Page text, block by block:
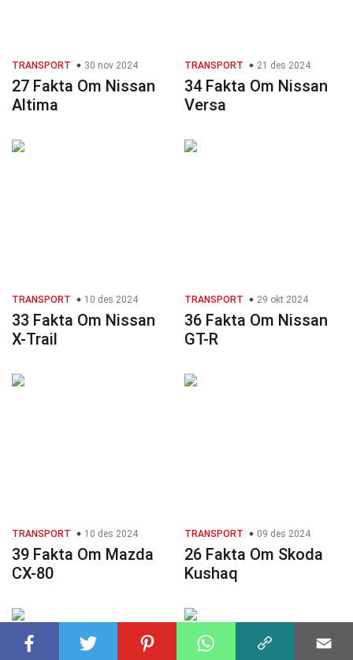
TRANSPORT 30 nov 2024
27 Fakta Om Nissan
Altima
TRANSPORT 21 des 2024
34 Fakta Om Nissan
Versa
TRANSPORT 10 des 2024
33 Fakta Om Nissan
X-Trail
TRANSPORT 29 okt 2024
36 Fakta Om Nissan
GT-R
TRANSPORT 10 des 2024
39 Fakta Om Mazda
CX-80
TRANSPORT 09 des 2024
26 Fakta Om Skoda
Kushaq